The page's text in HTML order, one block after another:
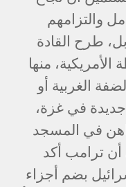
والتزامهم
طرح القادة
منها
الغربية أو
في غزة،
في المسجد
أن ترامب أكد
بضم أجزاء